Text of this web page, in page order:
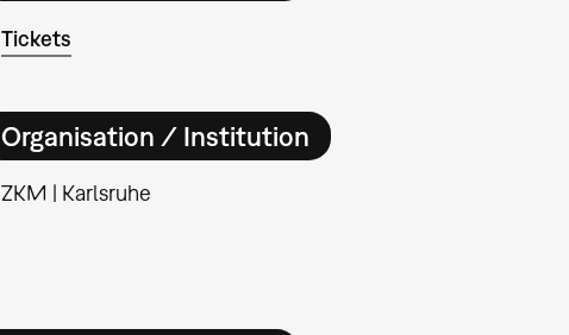
Tickets
Organisation / Institution
ZKM | Karlsruhe